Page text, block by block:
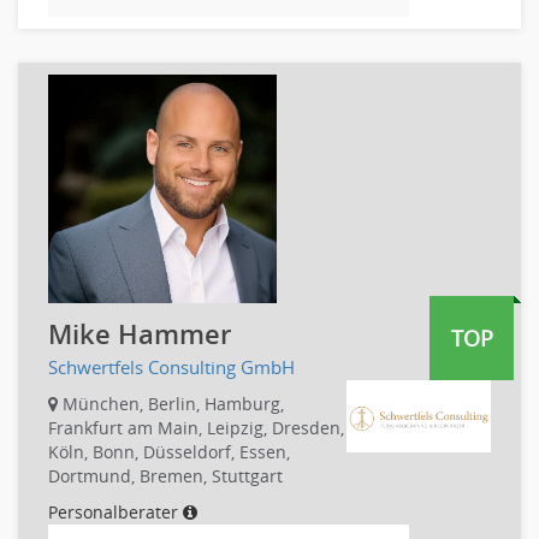
Sicherheit
Banken, Finanzdienstleister und Versicherungen Finanzen
Firmenkundengeschäft
Investment-Banking
Kreditanalyse
Banken, Finanzdienstleister und Versicherungen Leitung,
Teamleitung
Mergers & Acquisitions
Privatkundengeschäft
Mathematik, Produkt, Statistik
Versicherung: Sachbearbeitung
Zahlungsverkehr
Ausbilder
Erwachsenenbildung
TOP
Mike Hammer
Schwertfels Consulting GmbH
München, Berlin, Hamburg,
Frankfurt am Main, Leipzig, Dresden,
Köln, Bonn, Düsseldorf, Essen,
Dortmund, Bremen, Stuttgart
Personalberater